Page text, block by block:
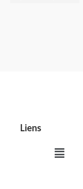
Liens
Menu